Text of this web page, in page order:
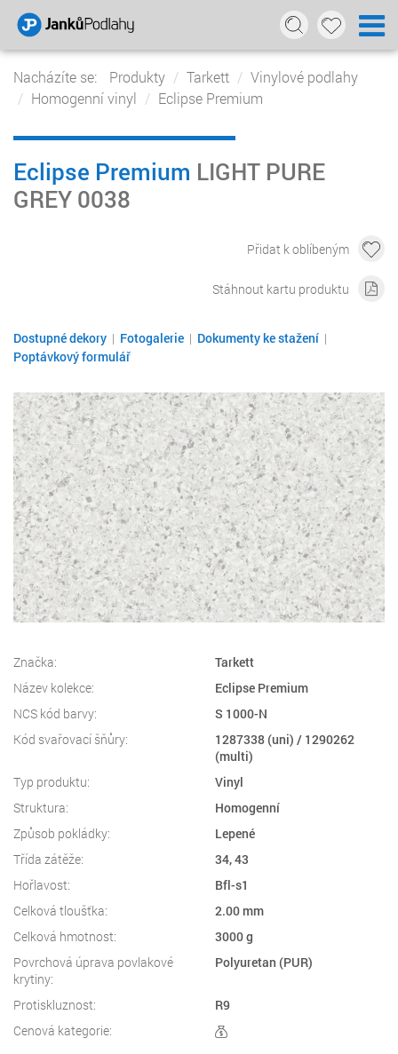
Nacházíte se: Produkty Tarkett
Vinylové podlahy
Homogenní vinyl
Eclipse Premium
Eclipse Premium LIGHT PURE
GREY 0038
Přidat k oblíbeným
Stáhnout kartu produktu
Dostupné dekory | Fotogalerie | Dokumenty ke stažení |
Poptávkový formulář
Značka:
Tarkett
Název kolekce:
Eclipse Premium
NCS kód barvy:
S 1000-N
Kód svařovací šňůry:
1287338 (uni) / 1290262
(multi)
Typ produktu:
Vinyl
Struktura:
Homogenní
Způsob pokládky:
Lepené
Třída zátěže:
34, 43
Hořlavost:
Bfl-s1
Celková tloušťka:
2.00 mm
Celková hmotnost:
3000 g
Povrchová úprava povlakové
krytiny:
Polyuretan (PUR)
Protiskluznost:
R9
Cenová kategorie: